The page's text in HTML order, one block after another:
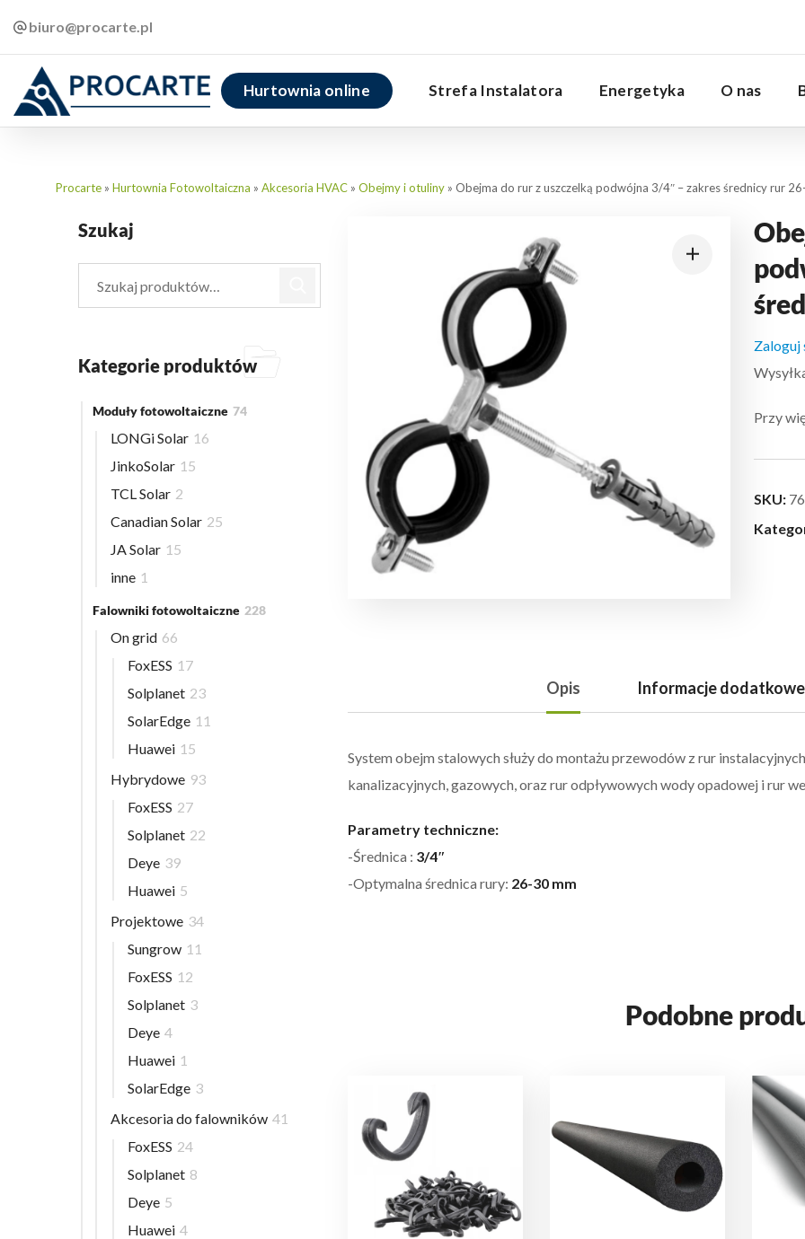
biuro@procarte.pl
Hurtownia online Strefa Instalatora Energetyka O nas
Procarte » Hurtownia Fotowoltaiczna » Akcesoria HVAC » Obejmy i otuliny » Obejma do rur z uszczelką podwójna 3/4″ – zakres średnicy rur
Zaloguj
Przy
SKU:
Opis Informacje dodatkowe
System obejm stalowych służy do montażu przewodów z rur
kanalizacyjnych, gazowych, oraz rur odpływowych wody opadowej i rur
Parametry techniczne:
-Średnica : 3/4″
-Optymalna średnica rury: 26-30 mm
Podobne
Szukaj
Kategorie produktów
Moduły fotowoltaiczne 74
LONGi Solar 16
JinkoSolar 15
TCL Solar 2
Canadian Solar 25
JA Solar 15
inne 1
Falowniki fotowoltaiczne 228
On grid 66
FoxESS 17
Solplanet 23
SolarEdge 11
Huawei 15
Hybrydowe 93
FoxESS 27
Solplanet 22
Deye 39
Huawei 5
Projektowe 34
Sungrow 11
FoxESS 12
Solplanet 3
Deye 4
Huawei 1
SolarEdge 3
Akcesoria do falowników 41
FoxESS 24
Solplanet 8
Deye 5
Huawei 4